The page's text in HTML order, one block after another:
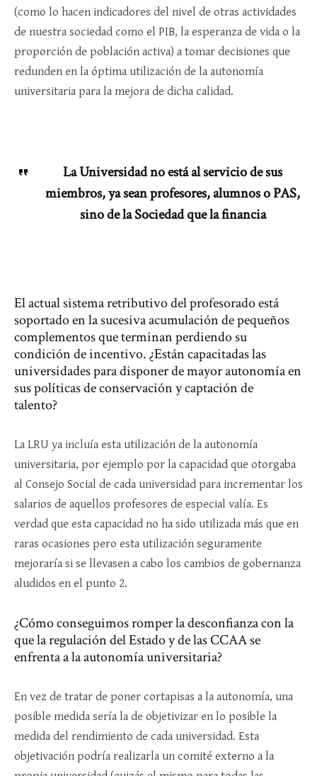
(como lo hacen indicadores del nivel de otras actividades
de nuestra sociedad como el PIB, la esperanza de vida o la
proporción de población activa) a tomar decisiones que
redunden en la óptima utilización de la autonomía
universitaria para la mejora de dicha calidad.
La Universidad no está al servicio de sus
miembros, ya sean profesores, alumnos o PAS,
sino de la Sociedad que la financia
El actual sistema retributivo del profesorado está
soportado en la sucesiva acumulación de pequeños
complementos que terminan perdiendo su
condición de incentivo. ¿Están capacitadas las
universidades para disponer de mayor autonomía en
sus políticas de conservación y captación de
talento?
La LRU ya incluía esta utilización de la autonomía
universitaria, por ejemplo por la capacidad que otorgaba
al Consejo Social de cada universidad para incrementar los
salarios de aquellos profesores de especial valía. Es
verdad que esta capacidad no ha sido utilizada más que en
raras ocasiones pero esta utilización seguramente
mejoraría si se llevasen a cabo los cambios de gobernanza
aludidos en el punto 2.
¿Cómo conseguimos romper la desconfianza con la
que la regulación del Estado y de las CCAA se
enfrenta a la autonomía universitaria?
En vez de tratar de poner cortapisas a la autonomía, una
posible medida sería la de objetivizar en lo posible la
medida del rendimiento de cada universidad. Esta
objetivación podría realizarla un comité externo a la